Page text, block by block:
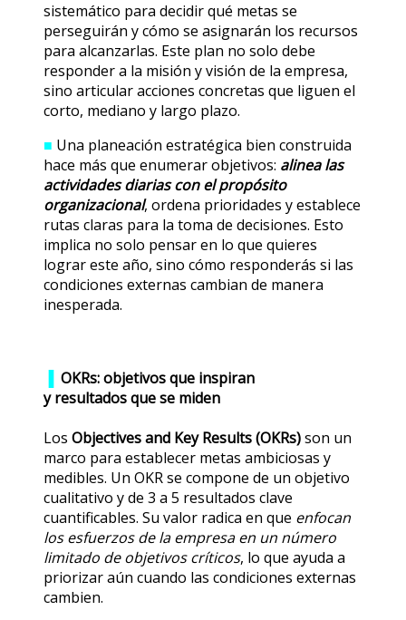
sistemático para decidir qué metas se
perseguirán y cómo se asignarán los recursos
para alcanzarlas. Este plan no solo debe
responder a la misión y visión de la empresa,
sino articular acciones concretas que liguen el
corto, mediano y largo plazo.
■ Una planeación estratégica bien construida
hace más que enumerar objetivos: alinea las
actividades diarias con el propósito
organizacional, ordena prioridades y establece
rutas claras para la toma de decisiones. Esto
implica no solo pensar en lo que quieres
lograr este año, sino cómo responderás si las
condiciones externas cambian de manera
inesperada.
OKRs: objetivos que inspiran
y resultados que se miden
Los Objectives and Key Results (OKRs)son un
marco para establecer metas ambiciosas y
medibles. Un OKR se compone de un objetivo
cualitativo y de 3 a 5 resultados clave
cuantificables. Su valor radica en que enfocan
los esfuerzos de la empresa en un número
limitado de objetivos críticos, lo que ayuda a
priorizar aún cuando las condiciones externas
cambien.